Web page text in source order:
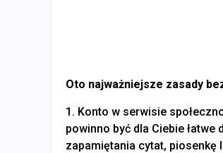
Oto najważniejsze zasady
1. Konto w serwisie
powinno być dla Ciebie
zapamiętania cytat, piosenkę